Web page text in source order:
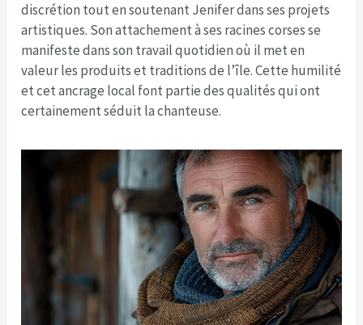
discrétion tout en soutenant Jenifer dans ses projets
artistiques. Son attachement à ses racines corses se
manifeste dans son travail quotidien où il met en
valeur les produits et traditions de l’île. Cette humilité
et cet ancrage local font partie des qualités qui ont
certainement séduit la chanteuse.